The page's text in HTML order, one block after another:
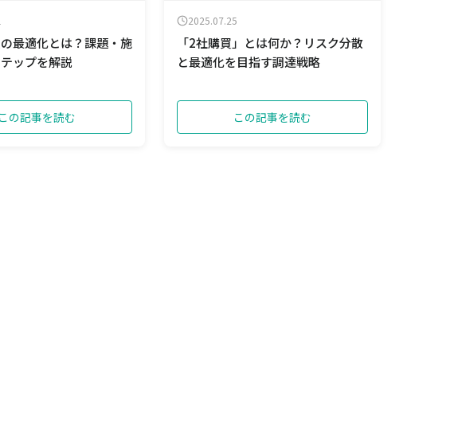
最適化とは？課題・施
ップを解説
この記事を読む
2025.07.25
「2社購買」とは何か？リスク分散
と最適化を目指す調達戦略
この記事を読む